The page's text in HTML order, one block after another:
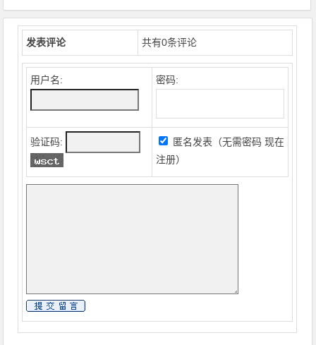
发表评论 共有0条评论
用户名: 密码:
验证码: 匿名发表（无需密码现在
注册）